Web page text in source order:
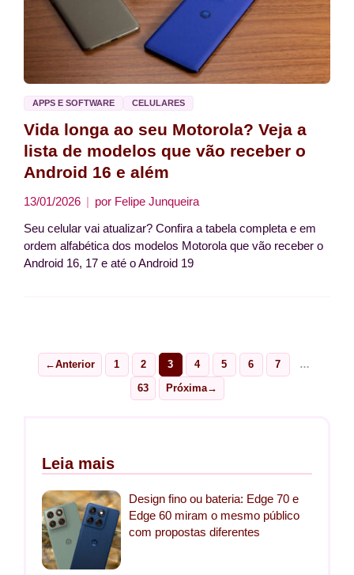
APPS E SOFTWARE CELULARES
Vida longa ao seu Motorola? Veja a
lista de modelos que vão receber o
Android 16 e além
13/01/2026 por Felipe Junqueira
Seu celular vai atualizar? Confira a tabela completa e em
ordem alfabética dos modelos Motorola que vão receber o
Android 16, 17 e até o Android 19
←Anterior
Page
1
Page
2
Page
3
Page
4
Page
5
Page
6
Page
7 …
Page
63 Próxima→
Leia mais
Design fino ou bateria: Edge 70 e
Edge 60 miram o mesmo público
com propostas diferentes